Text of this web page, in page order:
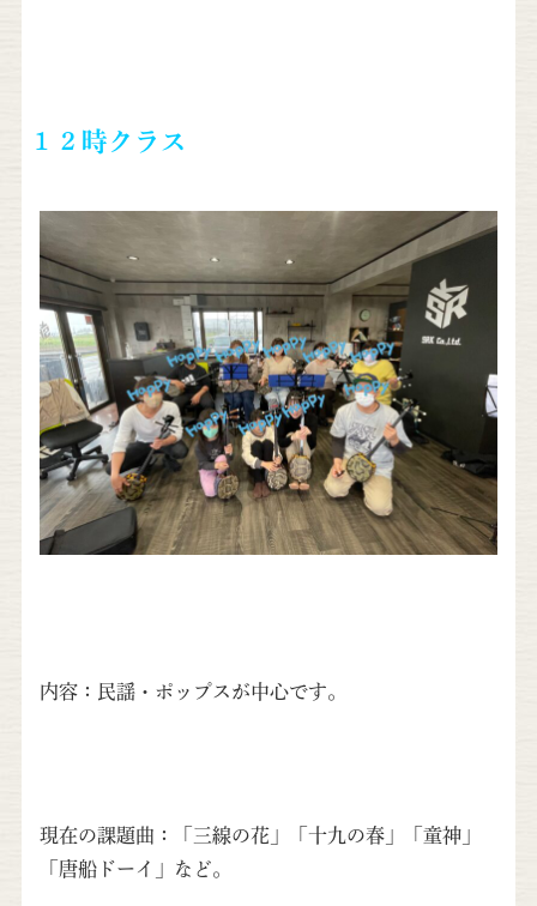
１２時クラス
内容：民謡・ポップスが中心です。
現在の課題曲：「三線の花」「十九の春」「童神」
「唐船ドーイ」など。